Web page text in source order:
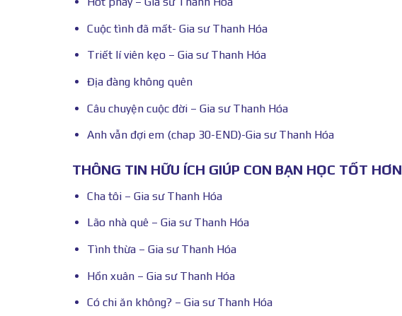
Cuộc tình đã mất- Gia sư Thanh Hóa
Triết lí viên kẹo – Gia sư Thanh Hóa
Địa đàng không quên
Câu chuyện cuộc đời – Gia sư Thanh Hóa
Anh vẫn đợi em (chap 30-END)-Gia sư Thanh Hóa
THÔNG TIN HỮU ÍCH GIÚP CON BẠN HỌC TỐT HƠN
Cha tôi – Gia sư Thanh Hóa
Lão nhà quê – Gia sư Thanh Hóa
Tình thừa – Gia sư Thanh Hóa
Hồn xuân – Gia sư Thanh Hóa
Có chi ăn không? – Gia sư Thanh Hóa